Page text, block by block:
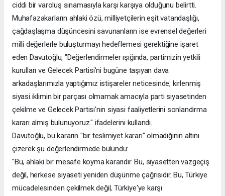
ciddi bir varoluş sınamasıyla karşı karşıya olduğunu belirtti.
Muhafazakarların ahlaki özü, milliyetçilerin eşit vatandaşlığı,
çağdaşlaşma düşüncesini savunanların ise evrensel değerleri
milli değerlerle buluşturmayı hedeflemesi gerektiğine işaret
eden Davutoğlu, "Değerlendirmeler ışığında, partimizin yetkili
kurulları ve Gelecek Partisi'ni bugüne taşıyan dava
arkadaşlarımızla yaptığımız istişareler neticesinde, kirlenmiş
siyasi iklimin bir parçası olmamak amacıyla parti siyasetinden
çekilme ve Gelecek Partisi'nin siyasi faaliyetlerini sonlandırma
kararı almış bulunuyoruz." ifadelerini kullandı.
Davutoğlu, bu kararın "bir teslimiyet kararı" olmadığının altını
çizerek şu değerlendirmede bulundu:
"Bu, ahlaki bir mesafe koyma kararıdır. Bu, siyasetten vazgeçiş
değil, herkese siyaseti yeniden düşünme çağrısıdır. Bu, Türkiye
mücadelesinden çekilmek değil, Türkiye'ye karşı